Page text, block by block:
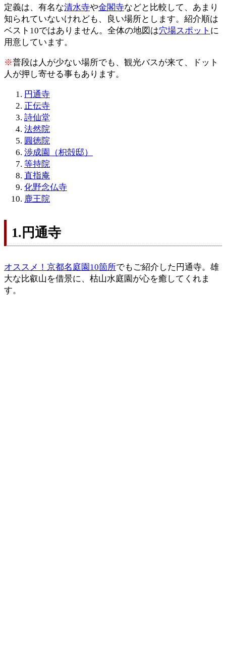
定義は、有名な清水寺や金閣寺などと比較して、あまり
知られていないけれども、良い場所とします。紹介順は
ベスト10ではありません。全体の地図は穴場スポット に
用意しています。
※普段は人が少ない場所でも、観光バスが来て、ドット
人が押し寄せる事もあります。
円通寺
正伝寺
詩仙堂
法然院
圓徳院
渉成園（枳殻邸）
等持院
直指庵
化野念仏寺
鹿王院
1.円通寺
オススメ！京都名庭園10箇所でもご紹介した円通寺。雄
大な比叡山を借景に、枯山水庭園が心を癒してくれま
す。